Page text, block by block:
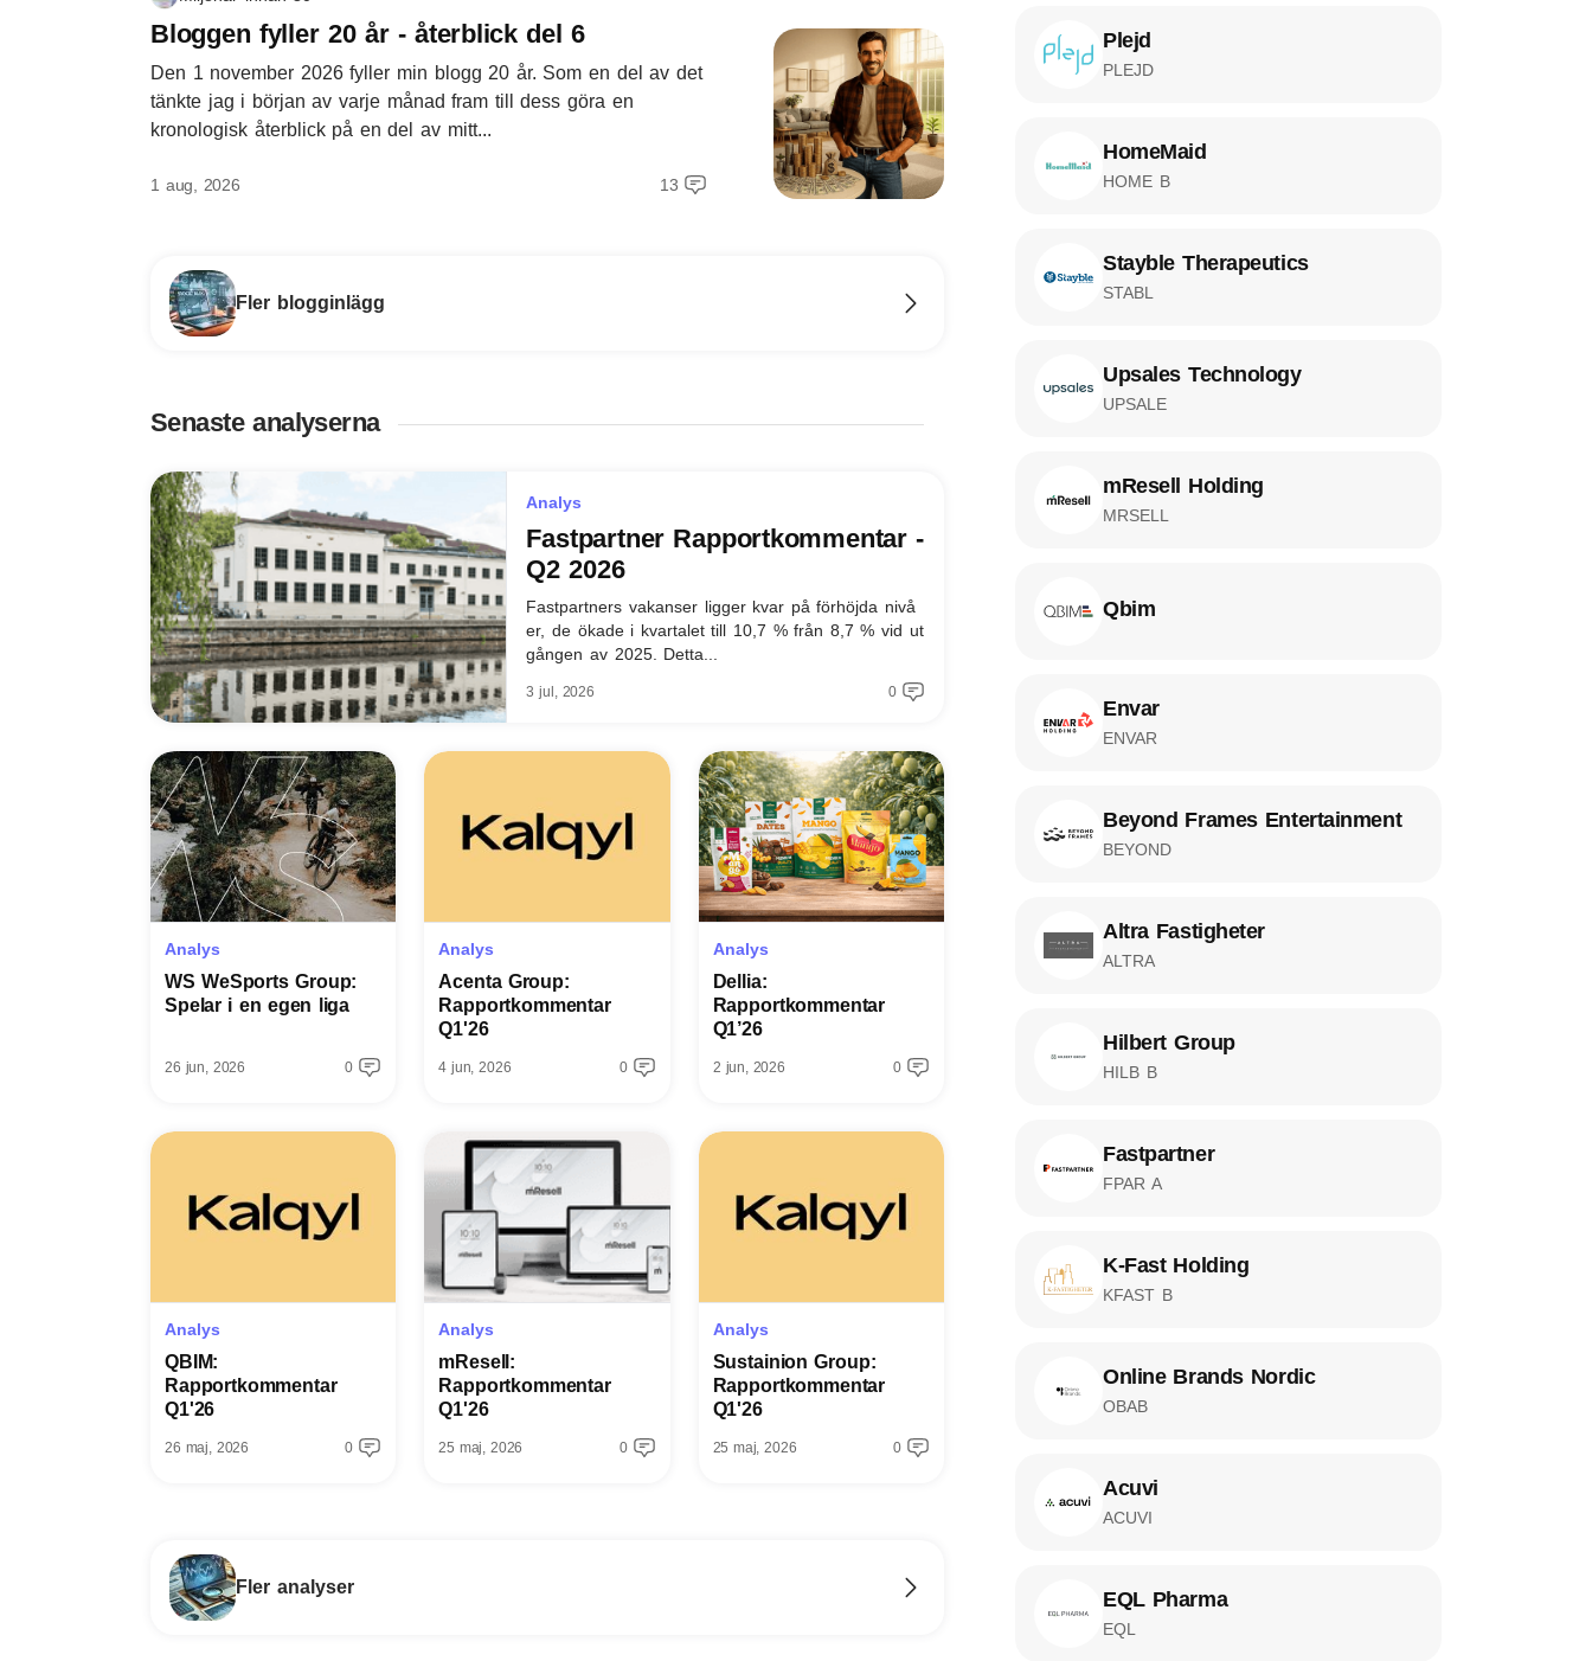
Bloggen fyller 20 år - återblick del 6
Den 1 november 2026 fyller min blogg 20 år. Som en del av det
tänkte jag i början av varje månad fram till dess göra en
kronologisk återblick på en del av mitt...
1 aug, 2026 13
Fler blogginlägg
Senaste analyserna
Analys
Fastpartner Rapportkommentar -
Q2 2026
Fastpartners vakanser ligger kvar på förhöjda nivå
er, de ökade i kvartalet till 10,7 % från 8,7 % vid ut
gången av 2025. Detta...
3 jul, 2026 0
Analys
WS WeSports Group:
Spelar i en egen liga
26 jun, 2026 0
Analys
Acenta Group:
Rapportkommentar
Q1'26
4 jun, 2026 0
Analys
Dellia:
Rapportkommentar
Q1’26
2 jun, 2026 0
Analys
QBIM:
Rapportkommentar
Q1'26
26 maj, 2026 0
Analys
mResell:
Rapportkommentar
Q1'26
25 maj, 2026 0
Analys
Sustainion Group:
Rapportkommentar
Q1'26
25 maj, 2026 0
Fler analyser
Plejd
PLEJD
HomeMaid
HOME B
Stayble Therapeutics
STABL
Upsales Technology
UPSALE
mResell Holding
MRSELL
Qbim
Envar
ENVAR
Beyond Frames Entertainment
BEYOND
Altra Fastigheter
ALTRA
Hilbert Group
HILB B
Fastpartner
FPAR A
K-Fast Holding
KFAST B
Online Brands Nordic
OBAB
Acuvi
ACUVI
EQL Pharma
EQL